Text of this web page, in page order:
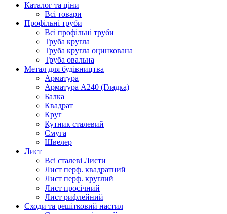
Каталог та ціни
Всі товари
Профільні труби
Всі профільні труби
Труба кругла
Труба кругла оцинкована
Труба овальна
Метал для будівництва
Арматура
Арматура А240 (Гладка)
Балка
Квадрат
Круг
Кутник сталевий
Смуга
Швелер
Лист
Всі сталеві Листи
Лист перф. квадратний
Лист перф. круглий
Лист просічний
Лист рифлейний
Сходи та решітковий настил